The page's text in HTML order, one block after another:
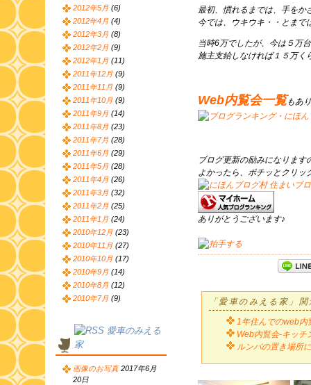
最初、慣れるまでは、手をか
今では、ウキウキ・・とまで
当時6万でしたが、今は５万
施主支給しなければ１５万く
Web内覧会一覧 もあ
ブログ更新の励みになります
よかったら、ポチッとクリッ
ありがとうございます♪
「愛車のみえる家」
1年住んでのweb内
Web内覧会-キッチ
ルンバの置き場所
2012年5月 (6)
2012年4月 (4)
2012年3月 (8)
2012年2月 (9)
2012年1月 (11)
2011年12月 (9)
2011年11月 (9)
2011年10月 (9)
2011年9月 (14)
2011年8月 (23)
2011年7月 (28)
2011年6月 (29)
2011年5月 (28)
2011年4月 (26)
2011年3月 (32)
2011年2月 (25)
2011年1月 (24)
2010年12月 (23)
2010年11月 (27)
2010年10月 (17)
2010年9月 (14)
2010年8月 (12)
2010年7月 (9)
愛車のみえる
家
画像のお写真 2017年6月
20日